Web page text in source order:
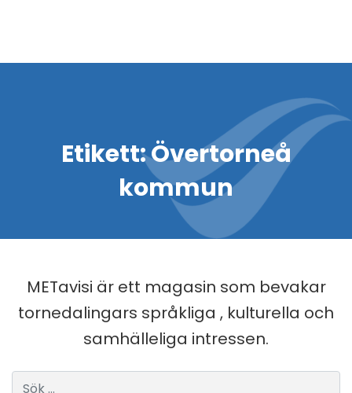
Etikett:Övertorneå
kommun
METavisi är ett magasin som bevakar
tornedalingars språkliga , kulturella och
samhälleliga intressen.
Sök efter: